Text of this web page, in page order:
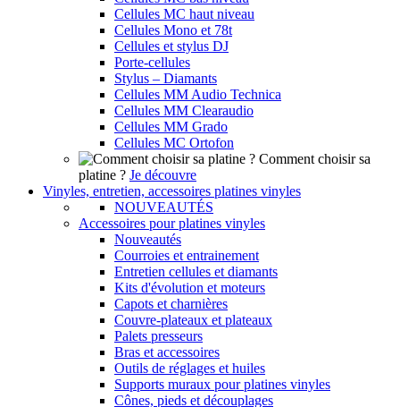
Cellules MC haut niveau
Cellules Mono et 78t
Cellules et stylus DJ
Porte-cellules
Stylus – Diamants
Cellules MM Audio Technica
Cellules MM Clearaudio
Cellules MM Grado
Cellules MC Ortofon
Comment choisir sa
platine ? Je découvre
Vinyles, entretien, accessoires platines vinyles
NOUVEAUTÉS
Accessoires pour platines vinyles
Nouveautés
Courroies et entrainement
Entretien cellules et diamants
Kits d'évolution et moteurs
Capots et charnières
Couvre-plateaux et plateaux
Palets presseurs
Bras et accessoires
Outils de réglages et huiles
Supports muraux pour platines vinyles
Cônes, pieds et découplages